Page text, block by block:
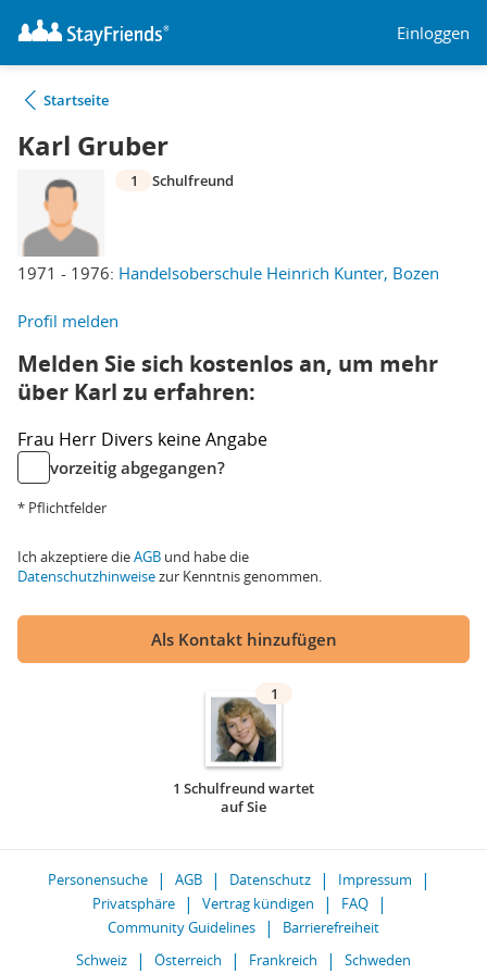
Einloggen
Startseite
Karl Gruber
1971 - 1976: Handelsoberschule Heinrich Kunter, Bozen
1 Schulfreund
Profil melden
Melden Sie sich kostenlos an, um mehr
über Karl zu erfahren:
Frau Herr Divers keine Angabe
vorzeitig abgegangen?
* Pflichtfelder
Ich akzeptiere dieAGB und habe die
Datenschutzhinweisezur Kenntnis genommen.
Als Kontakt hinzufügen
1
1 Schulfreund wartet
auf Sie
Personensuche AGB Datenschutz
Impressum
Privatsphäre
Vertrag kündigen
FAQ
Community Guidelines
Barrierefreiheit
Schweiz
Österreich Frankreich Schweden